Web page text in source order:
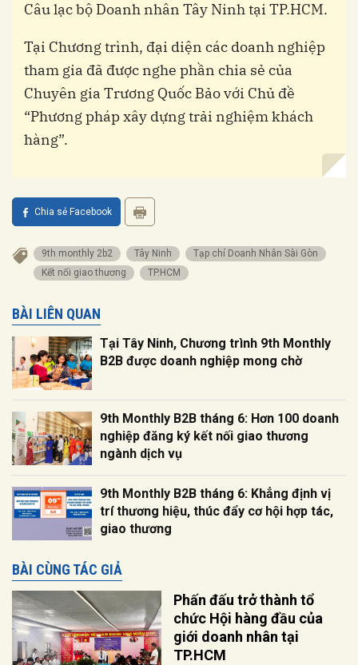
Câu lạc bộ Doanh nhân Tây Ninh tại TP.HCM.
Tại Chương trình, đại diện các doanh nghiệp
tham gia đã được nghe phần chia sẻ của
Chuyên gia Trương Quốc Bảo với Chủ đề
“Phương pháp xây dựng trải nghiệm khách
hàng”.
Chia sẻ Facebook
9th monthly 2b2 Tây Ninh
Tạp chí Doanh Nhân Sài Gòn
kết nối giao thương
TP.HCM
BÀI LIÊN QUAN
Tại Tây Ninh, Chương trình 9th Monthly
B2B được doanh nghiệp mong chờ
9th Monthly B2B tháng 6: Hơn 100 doanh
nghiệp đăng ký kết nối giao thương
ngành dịch vụ
9th Monthly B2B tháng 6: Khẳng định vị
trí thương hiệu, thúc đẩy cơ hội hợp tác,
giao thương
BÀI CÙNG TÁC GIẢ
Phấn đấu trở thành tổ
chức Hội hàng đầu của
giới doanh nhân tại
TP.HCM